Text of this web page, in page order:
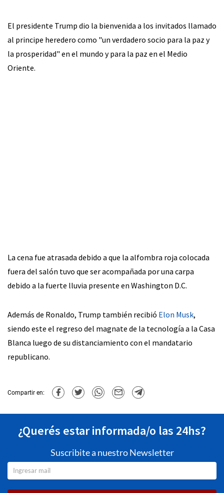
El presidente Trump dio la bienvenida a los invitados llamado
al principe heredero como "un verdadero socio para la paz y
la prosperidad" en el mundo y para la paz en el Medio
Oriente.
La cena fue atrasada debido a que la alfombra roja colocada
fuera del salón tuvo que ser acompañada por una carpa
debido a la fuerte lluvia presente en Washington D.C.
Además de Ronaldo, Trump también recibió Elon Musk,
siendo este el regreso del magnate de la tecnología a la Casa
Blanca luego de su distanciamiento con el mandatario
republicano.
Compartir en:
¿Querés estar informada/o las 24hs?
Suscribite a nuestro Newsletter